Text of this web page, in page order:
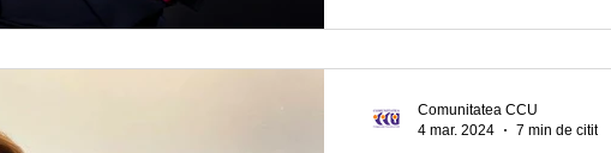
Comunitatea CCU
4 mar. 2024
7 min de citit